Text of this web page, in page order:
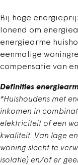
Bij hoge
lonend om
energiearme
eenmalige
compensatie van
Definities
*Huishoudens met
inkomen in
elektriciteit of een
kwaliteit. Van lage
woning slecht te
isolatie) en/of er